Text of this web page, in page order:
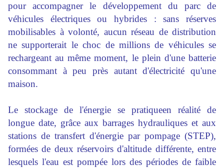
pouraccompagnerle développement du parc de
véhicules électriques ou hybrides : sans réserves
mobilisables à volonté, aucun réseau de distribution
ne supporterait le choc de millions de véhicules se
rechargeant au même moment, le plein d'une batterie
consommant à peu près autant d'électricité qu'une
maison.
Le stockage de l'énergie se pratiqueen réalité de
longue date, grâce aux barrages hydrauliques et aux
stations de transfert d'énergie par pompage (STEP),
formées de deux réservoirs d'altitude différente, entre
lesquels l'eau est pompée lors des périodes de faible